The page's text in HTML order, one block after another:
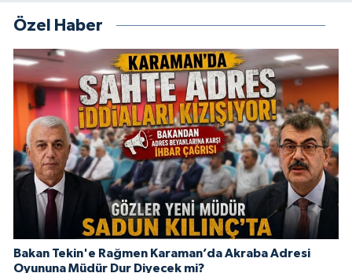
Özel Haber
Bakan Tekin'e Rağmen Karaman’da Akraba Adresi
Oyununa Müdür Dur Diyecek mi?